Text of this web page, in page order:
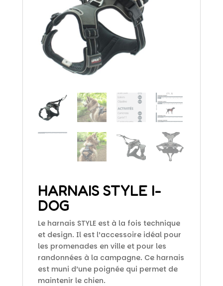
HARNAIS STYLE I-
DOG
Le harnais STYLE est à la fois technique
et design. Il est l’accessoire idéal pour
les promenades en ville et pour les
randonnées à la campagne. Ce harnais
est muni d’une poignée qui permet de
maintenir le chien.